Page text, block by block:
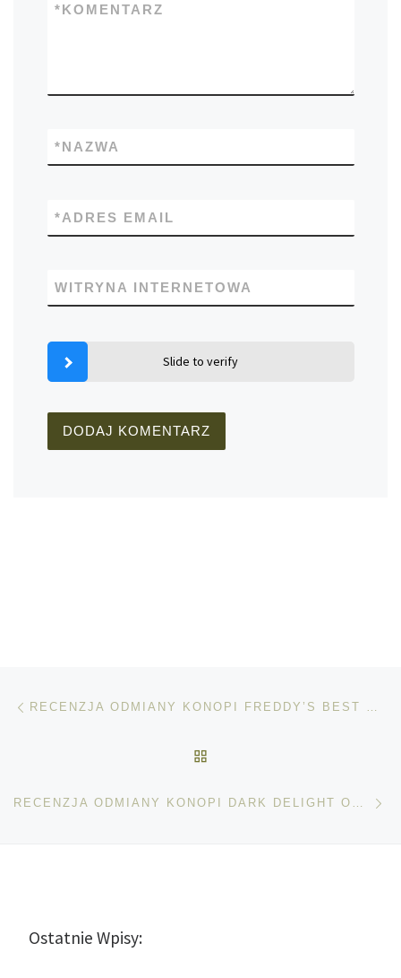
KOMENTARZ
*
NAZWA
*
ADRES EMAIL
*
WITRYNA INTERNETOWA
Slide to verify
Nawigacja wpisu RECENZJA ODMIANY KONOPI FREDDY’S BEST OD DUTCH PASSION
RECENZJA ODMIANY KONOPI DARK DELIGHT OD DUTCH PASSION
Ostatnie Wpisy: